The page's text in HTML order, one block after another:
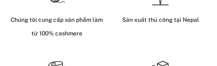
Chúng tôi cung cấp sản phẩm làm
từ 100% cashmere
Sản xuất thủ công tại Nepal